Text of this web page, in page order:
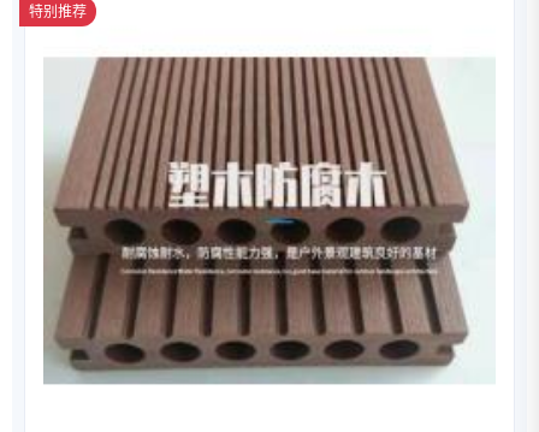
特别推荐